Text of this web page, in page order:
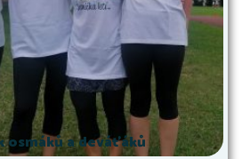
osmáků a deváťáků